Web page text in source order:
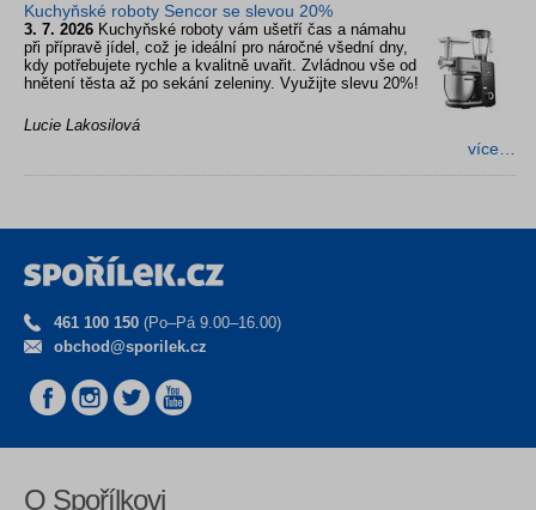
Kuchyňské roboty Sencor se slevou 20%
3. 7. 2026 Kuchyňské roboty vám ušetří čas a námahu
při přípravě jídel, což je ideální pro náročné všední dny,
kdy potřebujete rychle a kvalitně uvařit. Zvládnou vše od
hnětení těsta až po sekání zeleniny. Využijte slevu 20%!
Lucie Lakosilová
více…
461 100 150 (Po–Pá 9.00–16.00)
obchod@sporilek.cz
O Spořílkovi